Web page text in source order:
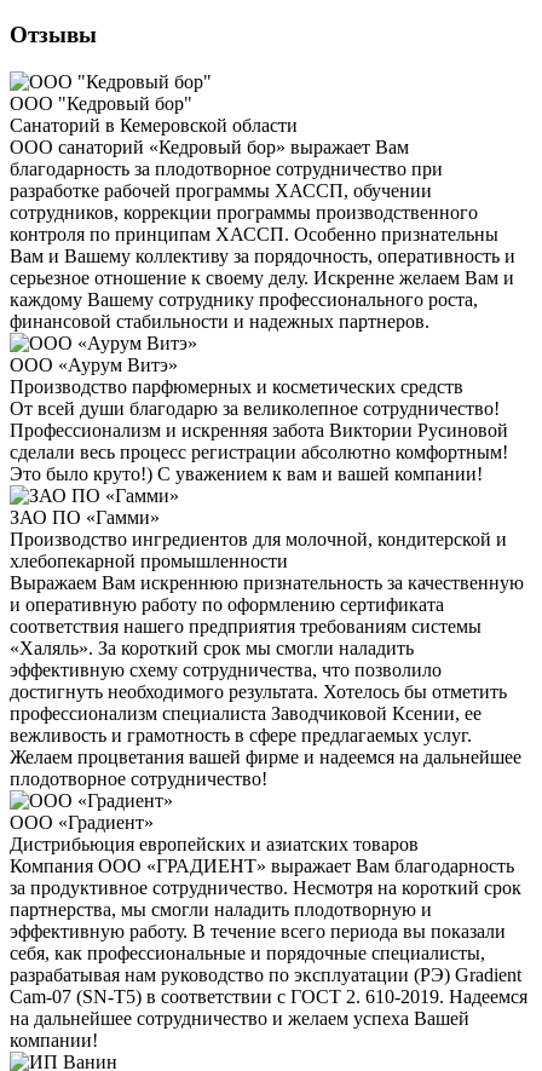
Отзывы
ООО "Кедровый бор"
Санаторий в Кемеровской области
ООО санаторий «Кедровый бор» выражает Вам
благодарность за плодотворное сотрудничество при
разработке рабочей программы ХАССП, обучении
сотрудников, коррекции программы производственного
контроля по принципам ХАССП. Особенно признательны
Вам и Вашему коллективу за порядочность, оперативность и
серьезное отношение к своему делу. Искренне желаем Вам и
каждому Вашему сотруднику профессионального роста,
финансовой стабильности и надежных партнеров.
ООО «Аурум Витэ»
Производство парфюмерных и косметических средств
От всей души благодарю за великолепное сотрудничество!
Профессионализм и искренняя забота Виктории Русиновой
сделали весь процесс регистрации абсолютно комфортным!
Это было круто!) С уважением к вам и вашей компании!
ЗАО ПО «Гамми»
Производство ингредиентов для молочной, кондитерской и
хлебопекарной промышленности
Выражаем Вам искреннюю признательность за качественную
и оперативную работу по оформлению сертификата
соответствия нашего предприятия требованиям системы
«Халяль». За короткий срок мы смогли наладить
эффективную схему сотрудничества, что позволило
достигнуть необходимого результата. Хотелось бы отметить
профессионализм специалиста Заводчиковой Ксении, ее
вежливость и грамотность в сфере предлагаемых услуг.
Желаем процветания вашей фирме и надеемся на дальнейшее
плодотворное сотрудничество!
ООО «Градиент»
Дистрибьюция европейских и азиатских товаров
Компания ООО «ГРАДИЕНТ» выражает Вам благодарность
за продуктивное сотрудничество. Несмотря на короткий срок
партнерства, мы смогли наладить плодотворную и
эффективную работу. В течение всего периода вы показали
себя, как профессиональные и порядочные специалисты,
разрабатывая нам руководство по эксплуатации (РЭ) Gradient
Cam-07 (SN-T5) в соответствии с ГОСТ 2. 610-2019. Надеемся
на дальнейшее сотрудничество и желаем успеха Вашей
компании!